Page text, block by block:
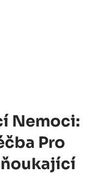
Nemoci:
Pro